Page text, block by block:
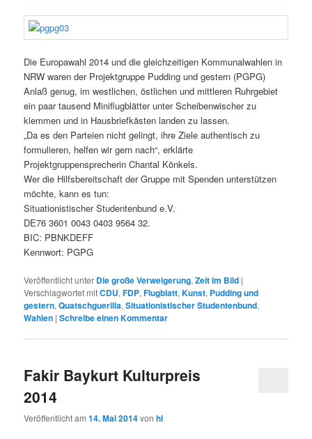
Die Europawahl 2014 und die gleichzeitigen Kommunalwahlen in
NRW waren der Projektgruppe Pudding und gestern (PGPG)
Anlaß genug, im westlichen, östlichen und mittleren Ruhrgebiet
ein paar tausend Miniflugblätter unter Scheibenwischer zu
klemmen und in Hausbriefkästen landen zu lassen.
„Da es den Parteien nicht gelingt, ihre Ziele authentisch zu
formulieren, helfen wir gern nach“, erklärte
Projektgruppensprecherin Chantal Könkels.
Wer die Hilfsbereitschaft der Gruppe mit Spenden unterstützen
möchte, kann es tun:
Situationistischer Studentenbund e.V.
DE76 3601 0043 0403 9564 32.
BIC: PBNKDEFF
Kennwort: PGPG
Veröffentlicht unter Die große Verweigerung,Zeit im Bild |
Verschlagwortet mitCDU,FDP,Flugblatt,Kunst, Pudding und
gestern,Quatschguerilla,Situationistischer Studentenbund,
Wahlen |Schreibe einen Kommentar
Fakir Baykurt Kulturpreis
2014
Veröffentlicht am14. Mai 2014vonhl